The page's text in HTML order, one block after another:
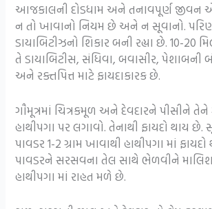
આજકાલની દોડધામ અને તનાવપૂર્ણ
ન તો ખાવાનો નિયમ છે અને ન સૂવાનો.
ડાયાબિટીઝનો શિકાર બની રહ્યા છે. 10-20
તે ડાયાબિટીસ, સંધિવા, બવાસીર, પેશાબની
અને રક્તપિત્ત માટે ફાયદાકારક છે.
ગૌમૂત્રમાં ચિત્રકમૂળ અને દેવદારને પીસીને
હાથીપગા પર લગાવો. તેનાથી ફાયદો થાય
પાવડર 1-2 ગ્રામ ખાવાથી હાથીપગા માં
પાવડરને સરસવના તેલ સાથે ભેળવીને માલિશ
હાથીપગા માં રાહત મળે છે.